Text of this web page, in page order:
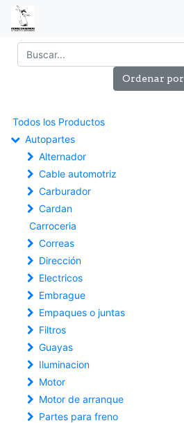
Ordenar por
Todos los Productos
Autopartes
Alternador
Cable automotriz
Carburador
Cardan
Carroceria
Correas
Dirección
Electricos
Embrague
Empaques o juntas
Filtros
Guayas
Iluminacion
Motor
Motor de arranque
Partes para freno